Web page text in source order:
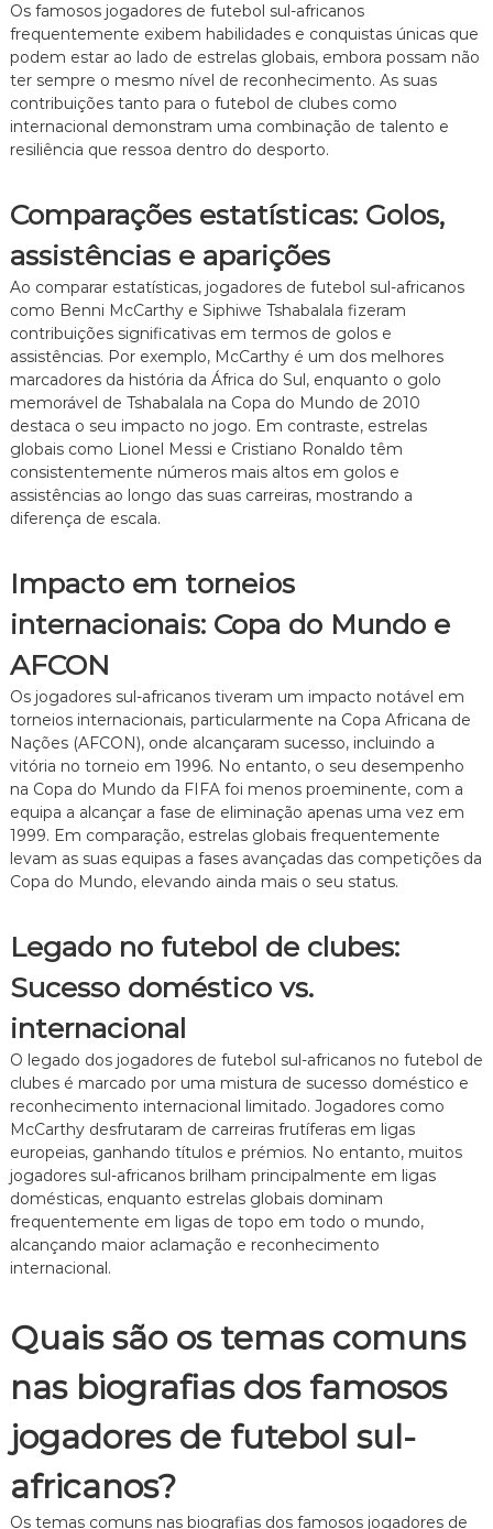
Os famosos jogadores de futebol sul-africanos
frequentemente exibem habilidades e conquistas únicas que
podem estar ao lado de estrelas globais, embora possam não
ter sempre o mesmo nível de reconhecimento. As suas
contribuições tanto para o futebol de clubes como
internacional demonstram uma combinação de talento e
resiliência que ressoa dentro do desporto.
Comparações estatísticas: Golos,
assistências e aparições
Ao comparar estatísticas, jogadores de futebol sul-africanos
como Benni McCarthy e Siphiwe Tshabalala fizeram
contribuições significativas em termos de golos e
assistências. Por exemplo, McCarthy é um dos melhores
marcadores da história da África do Sul, enquanto o golo
memorável de Tshabalala na Copa do Mundo de 2010
destaca o seu impacto no jogo. Em contraste, estrelas
globais como Lionel Messi e Cristiano Ronaldo têm
consistentemente números mais altos em golos e
assistências ao longo das suas carreiras, mostrando a
diferença de escala.
Impacto em torneios
internacionais: Copa do Mundo e
AFCON
Os jogadores sul-africanos tiveram um impacto notável em
torneios internacionais, particularmente na Copa Africana de
Nações (AFCON), onde alcançaram sucesso, incluindo a
vitória no torneio em 1996. No entanto, o seu desempenho
na Copa do Mundo da FIFA foi menos proeminente, com a
equipa a alcançar a fase de eliminação apenas uma vez em
1999. Em comparação, estrelas globais frequentemente
levam as suas equipas a fases avançadas das competições da
Copa do Mundo, elevando ainda mais o seu status.
Legado no futebol de clubes:
Sucesso doméstico vs.
internacional
O legado dos jogadores de futebol sul-africanos no futebol de
clubes é marcado por uma mistura de sucesso doméstico e
reconhecimento internacional limitado. Jogadores como
McCarthy desfrutaram de carreiras frutíferas em ligas
europeias, ganhando títulos e prémios. No entanto, muitos
jogadores sul-africanos brilham principalmente em ligas
domésticas, enquanto estrelas globais dominam
frequentemente em ligas de topo em todo o mundo,
alcançando maior aclamação e reconhecimento
internacional.
Quais são os temas comuns
nas biografias dos famosos
jogadores de futebol sul-
africanos?
Os temas comuns nas biografias dos famosos jogadores de